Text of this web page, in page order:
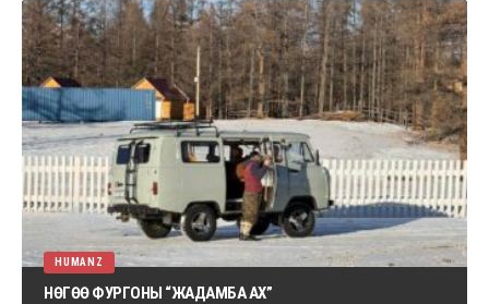
HUMANZ
НӨГӨӨ ФУРГОНЫ “ЖАДАМБА АХ”